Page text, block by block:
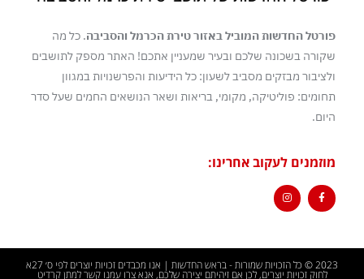
פורטל החדשות המוביל באזור טירת הכרמל והסביבה. כל מה
שקורה בשכונה שלכם ובעיר שמעניין אתכם! האתר מספק לתושבים
ולציבור מבזקים מסביב לשעון: כל הידיעות והפרשנויות במגוון
תחומים: פוליטיקה, מקומי, בריאות ושאר הנושאים החמים שעל סדר
היום.
מוזמנים לעקוב אחרינו:
2023 © כל הזכויות שמורות - בראש החדשות | אנו מכבדים זכויות יוצרים לפי ס׳ 27א
לחוק זכויות יוצרים, לכן אם זיהיתם יצירה שלכם, אנא צרו עמנו קשר למתן קרדיט